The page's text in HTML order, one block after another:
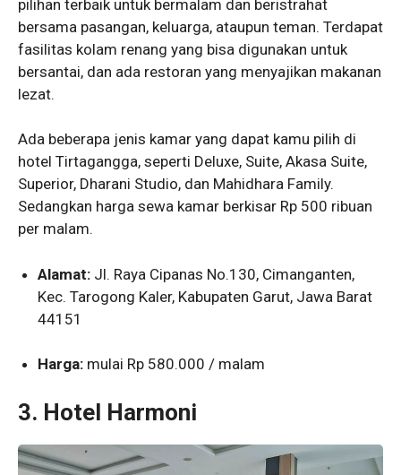
pilihan terbaik untuk bermalam dan beristrahat
bersama pasangan, keluarga, ataupun teman. Terdapat
fasilitas kolam renang yang bisa digunakan untuk
bersantai, dan ada restoran yang menyajikan makanan
lezat.
Ada beberapa jenis kamar yang dapat kamu pilih di
hotel Tirtagangga, seperti Deluxe, Suite, Akasa Suite,
Superior, Dharani Studio, dan Mahidhara Family.
Sedangkan harga sewa kamar berkisar Rp 500 ribuan
per malam.
Alamat: Jl. Raya Cipanas No.130, Cimanganten,
Kec. Tarogong Kaler, Kabupaten Garut, Jawa Barat
44151
Harga: mulai Rp 580.000 / malam
3. Hotel Harmoni